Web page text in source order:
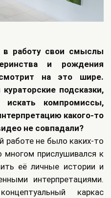
в работу свои смыслы
и рождения
на это шире.
подсказки,
компромиссы,
какого-то
не совпадали?
работе не было каких-то
многом прислушивался к
её личные истории и
интерпретациями.
каркас